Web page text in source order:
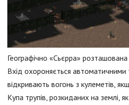
Географічно «Сьєрра» розташована
Вхід охороняється автоматичними
відкривають вогонь з кулеметів,
Купа трупів, розкиданих на землі,